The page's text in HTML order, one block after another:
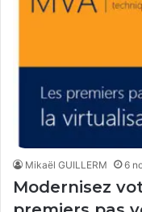
Mikaël GUILLERM 6
Modernisez